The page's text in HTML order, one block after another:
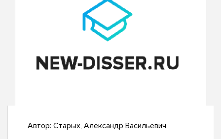
Автор: Старых, Александр Васильевич